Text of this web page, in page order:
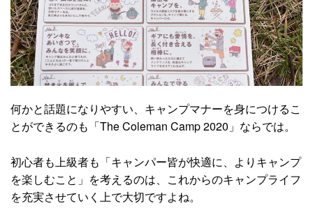
何かと話題になりやすい、キャンプマナーを身につけるこ
とができるのも「The Coleman Camp 2020」ならでは。
初心者も上級者も「キャンパー皆が快適に、よりキャンプ
を楽しむこと」を考えるのは、これからのキャンプライフ
を充実させていく上で大切ですよね。